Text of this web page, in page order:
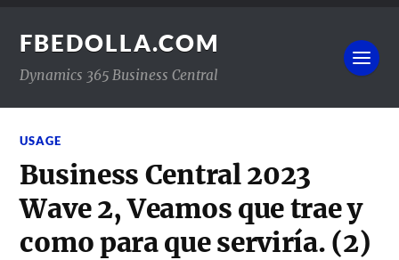
FBEDOLLA.COM
Dynamics 365 Business Central
USAGE
Business Central 2023
Wave 2, Veamos que trae y
como para que serviría. (2)